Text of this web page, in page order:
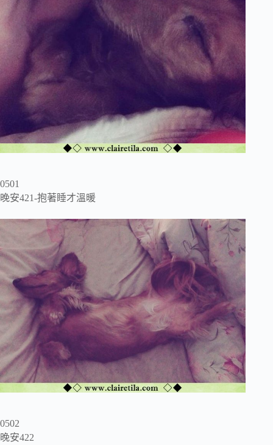
0501
晚安421-抱著睡才溫暖
0502
晚安422